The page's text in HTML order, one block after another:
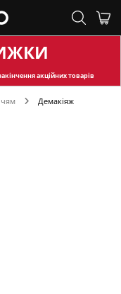
акційних товарів
Демакіяж